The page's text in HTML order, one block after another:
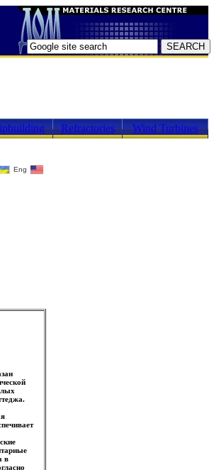
Refractories Wind Turbines
Eng
в